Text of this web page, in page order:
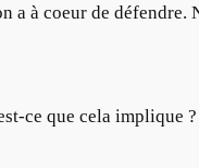
à coeur de
ce que cela implique ?